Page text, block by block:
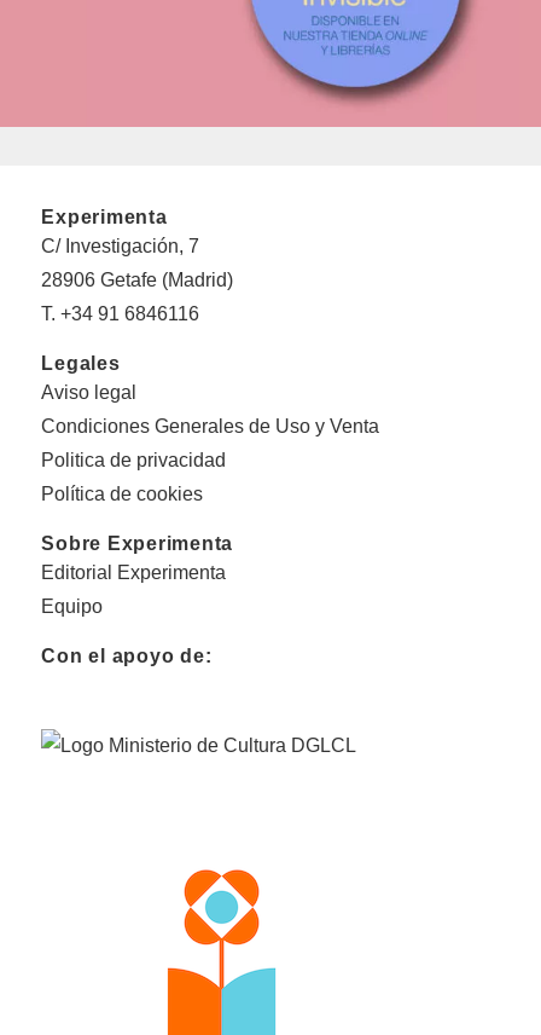
Experimenta
C/ Investigación, 7
28906 Getafe (Madrid)
T. +34 91 6846116
Legales
Aviso legal
Condiciones Generales de Uso y Venta
Politica de privacidad
Política de cookies
Sobre Experimenta
Editorial Experimenta
Equipo
Con el apoyo de: